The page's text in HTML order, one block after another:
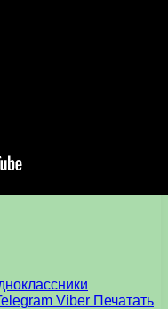
Viber Печатать